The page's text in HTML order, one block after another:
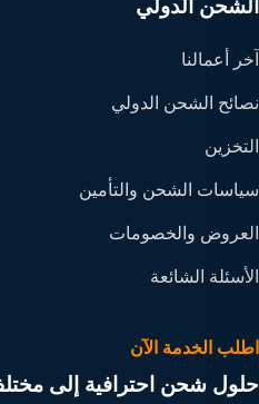
الشحن الدولي
آخر أعمالنا
نصائح الشحن الدولي
التخزين
سياسات الشحن والتأمين
العروض والخصومات
الأسئلة الشائعة
اطلب الخدمة الآن
حلول شحن احترافية إلى